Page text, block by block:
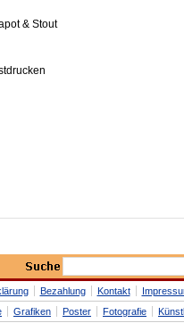
& Stout
Bezahlung Kontakt
Grafiken Poster Fotografie